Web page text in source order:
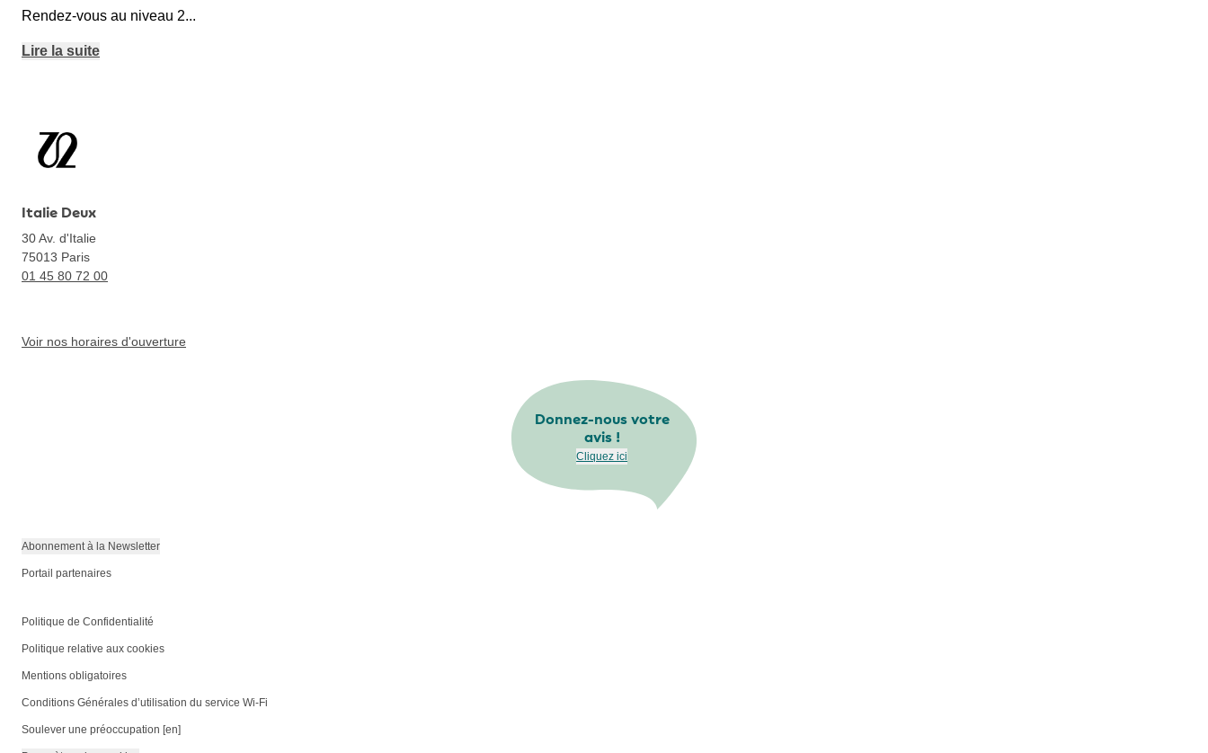
Rendez-vous au niveau 2...
Lire la suite
Italie Deux
30 Av. d'Italie
75013 Paris
01 45 80 72 00
Voir nos horaires d'ouverture
Donnez-nous votre
avis !
Cliquez ici
Abonnement à la Newsletter
Portail partenaires
Politique de Confidentialité
Politique relative aux cookies
Mentions obligatoires
Conditions Générales d’utilisation du service Wi-Fi
Soulever une préoccupation [en]